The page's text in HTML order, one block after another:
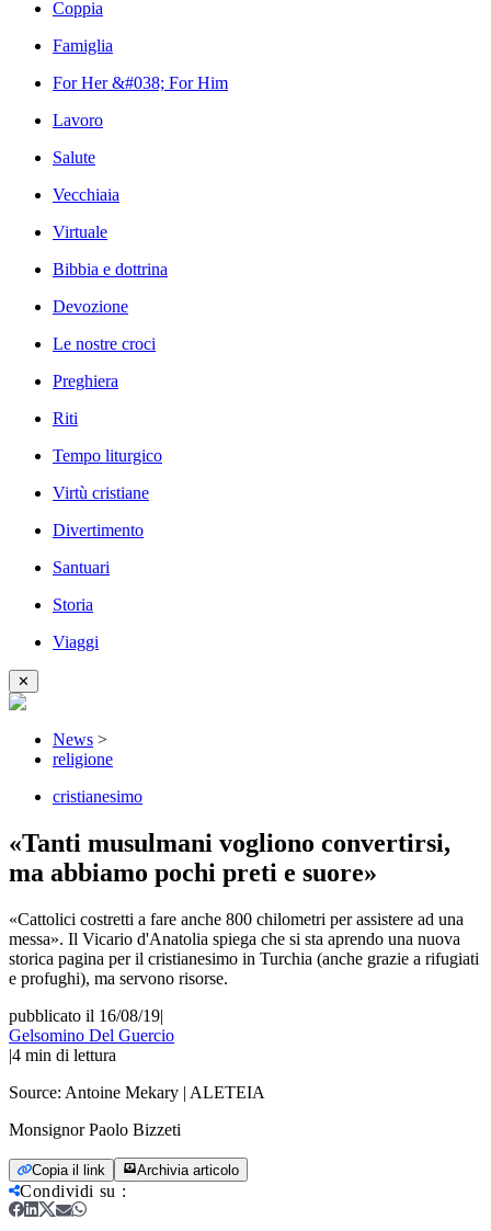
Coppia
Famiglia
For Her &#038; For Him
Lavoro
Salute
Vecchiaia
Virtuale
Bibbia e dottrina
Devozione
Le nostre croci
Preghiera
Riti
Tempo liturgico
Virtù cristiane
Divertimento
Santuari
Storia
Viaggi
✕
News >
religione
cristianesimo
«Tanti musulmani vogliono convertirsi,
ma abbiamo pochi preti e suore»
«Cattolici costretti a fare anche 800 chilometri per assistere ad una
messa». Il Vicario d'Anatolia spiega che si sta aprendo una nuova
storica pagina per il cristianesimo in Turchia (anche grazie a rifugiati
e profughi), ma servono risorse.
pubblicato il 16/08/19|
Gelsomino Del Guercio
|4 min di lettura
Source: Antoine Mekary | ALETEIA
Monsignor Paolo Bizzeti
Copia il link Archivia articolo
Condividi su :